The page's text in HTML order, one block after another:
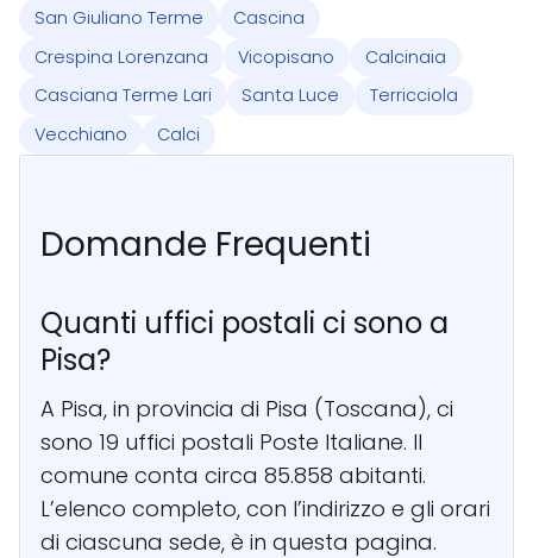
San Giuliano Terme
Cascina
Crespina Lorenzana
Vicopisano
Calcinaia
Casciana Terme Lari
Santa Luce
Terricciola
Vecchiano
Calci
Domande Frequenti
Quanti uffici postali ci sono a
Pisa?
A Pisa, in provincia di Pisa (Toscana), ci
sono 19 uffici postali Poste Italiane. Il
comune conta circa 85.858 abitanti.
L’elenco completo, con l’indirizzo e gli orari
di ciascuna sede, è in questa pagina.